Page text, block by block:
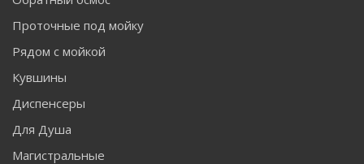
Проточные под мойку
Рядом с мойкой
Кувшины
Диспенсеры
Для Душа
Магистральные